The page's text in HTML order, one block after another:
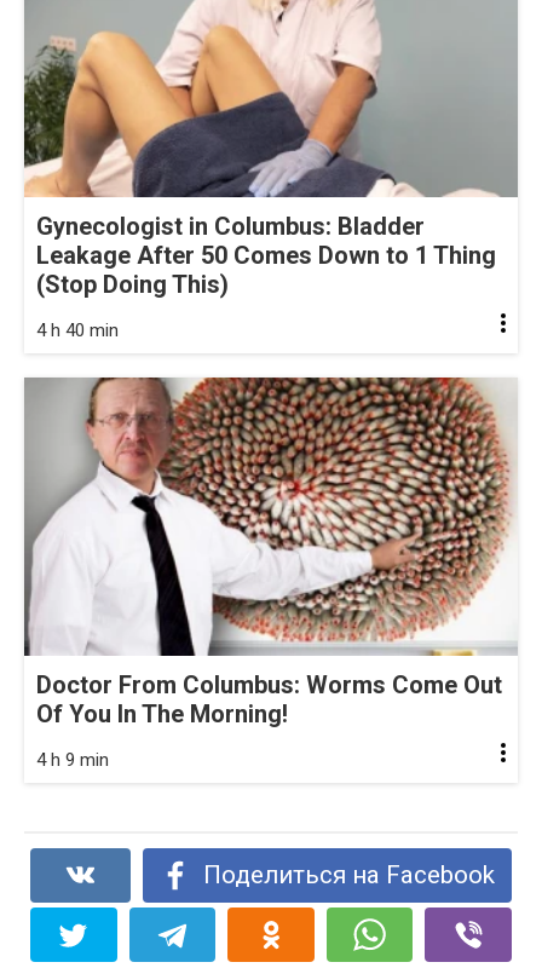
Gynecologist in Columbus: Bladder
Leakage After 50 Comes Down to 1 Thing
(Stop Doing This)
4 h 40 min
Doctor From Columbus: Worms Come Out
Of You In The Morning!
4 h 9 min
Поделиться на Facebook